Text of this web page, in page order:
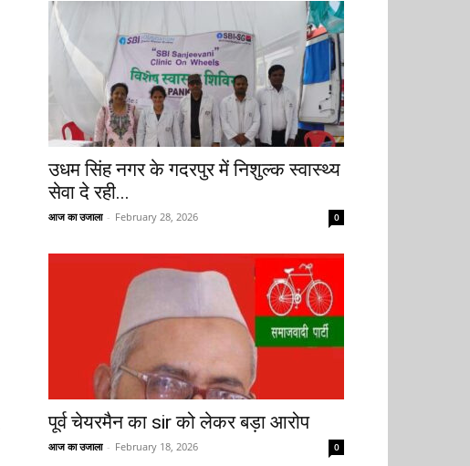
उधम सिंह नगर के गदरपुर में निशुल्क स्वास्थ्य
सेवा दे रही...
आज का उजाला - February 28, 2026 0
पूर्व चेयरमैन का sir को लेकर बड़ा आरोप
आज का उजाला - February 18, 2026 0